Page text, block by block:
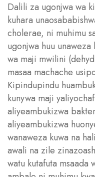
Dalili za ugonjwa wa
kuhara
cholerae, ni muhimu
ugonjwa huu
wa maji mwilini
masaa machache
Kipindupindu
kunywa maji
aliyeambukizwa
aliyeambukizwa
wanaweza kuwa na
awali na zile
watu kutafuta